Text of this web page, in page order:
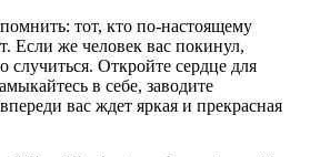
тот, кто по-настоящему
Если же человек вас покинул,
случиться. Откройте сердце для
в себе, заводите
вас ждет яркая и прекрасная